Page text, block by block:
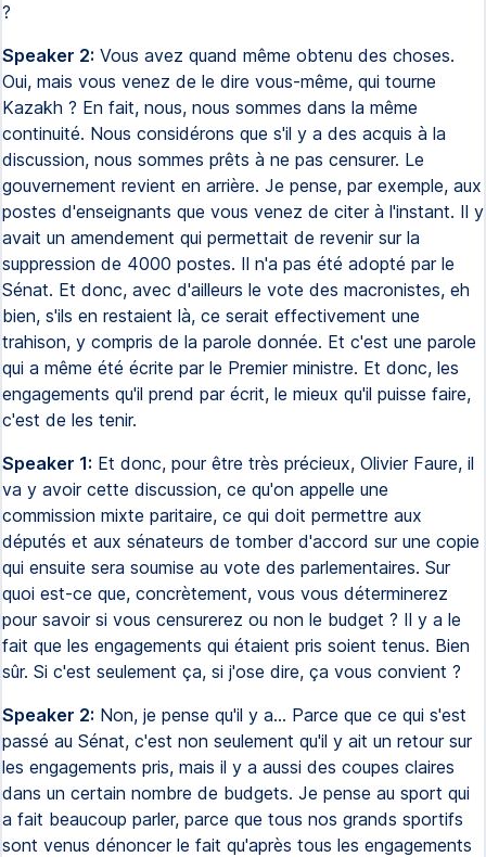
?
Speaker 2: Vous avez quand même obtenu des choses.
Oui, mais vous venez de le dire vous-même, qui tourne
Kazakh ? En fait, nous, nous sommes dans la même
continuité. Nous considérons que s'il y a des acquis à la
discussion, nous sommes prêts à ne pas censurer. Le
gouvernement revient en arrière. Je pense, par exemple, aux
postes d'enseignants que vous venez de citer à l'instant. Il y
avait un amendement qui permettait de revenir sur la
suppression de 4000 postes. Il n'a pas été adopté par le
Sénat. Et donc, avec d'ailleurs le vote des macronistes, eh
bien, s'ils en restaient là, ce serait effectivement une
trahison, y compris de la parole donnée. Et c'est une parole
qui a même été écrite par le Premier ministre. Et donc, les
engagements qu'il prend par écrit, le mieux qu'il puisse faire,
c'est de les tenir.
Speaker 1: Et donc, pour être très précieux, Olivier Faure, il
va y avoir cette discussion, ce qu'on appelle une
commission mixte paritaire, ce qui doit permettre aux
députés et aux sénateurs de tomber d'accord sur une copie
qui ensuite sera soumise au vote des parlementaires. Sur
quoi est-ce que, concrètement, vous vous déterminerez
pour savoir si vous censurerez ou non le budget ? Il y a le
fait que les engagements qui étaient pris soient tenus. Bien
sûr. Si c'est seulement ça, si j'ose dire, ça vous convient ?
Speaker 2: Non, je pense qu'il y a… Parce que ce qui s'est
passé au Sénat, c'est non seulement qu'il y ait un retour sur
les engagements pris, mais il y a aussi des coupes claires
dans un certain nombre de budgets. Je pense au sport qui
a fait beaucoup parler, parce que tous nos grands sportifs
sont venus dénoncer le fait qu'après tous les engagements